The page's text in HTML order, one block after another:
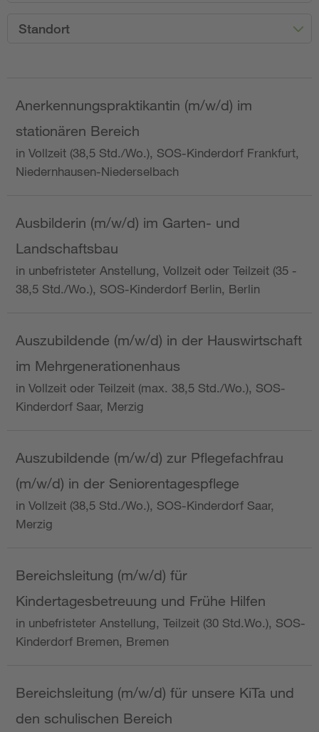
Standort
Anerkennungspraktikantin (m/w/d) im
stationären Bereich
in Vollzeit (38,5 Std./Wo.), SOS-Kinderdorf Frankfurt,
Niedernhausen-Niederselbach
Ausbilderin (m/w/d) im Garten- und
Landschaftsbau
in unbefristeter Anstellung, Vollzeit oder Teilzeit (35 -
38,5 Std./Wo.), SOS-Kinderdorf Berlin, Berlin
Auszubildende (m/w/d) in der Hauswirtschaft
im Mehrgenerationenhaus
in Vollzeit oder Teilzeit (max. 38,5 Std./Wo.), SOS-
Kinderdorf Saar, Merzig
Auszubildende (m/w/d) zur Pflegefachfrau
(m/w/d) in der Seniorentagespflege
in Vollzeit (38,5 Std./Wo.), SOS-Kinderdorf Saar,
Merzig
Bereichsleitung (m/w/d) für
Kindertagesbetreuung und Frühe Hilfen
in unbefristeter Anstellung, Teilzeit (30 Std.Wo.), SOS-
Kinderdorf Bremen, Bremen
Bereichsleitung (m/w/d) für unsere KiTa und
den schulischen Bereich